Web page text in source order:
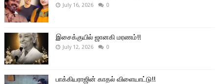
July 16, 2026 0
இசைக்குயில் ஜானகி மரணம்!!
July 12, 2026 0
பாக்கியராஜின் காதல் விளையாட்டு!!